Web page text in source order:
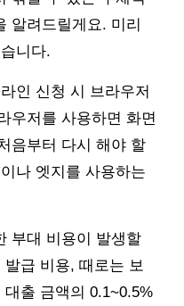
알려드릴게요. 미리
니다.
인 신청 시 브라우저
우저를 사용하면 화면
음부터 다시 해야 할
나 엣지를 사용하는
부대 비용이 발생할
급 비용, 때로는 보
출 금액의 0.1~0.5%